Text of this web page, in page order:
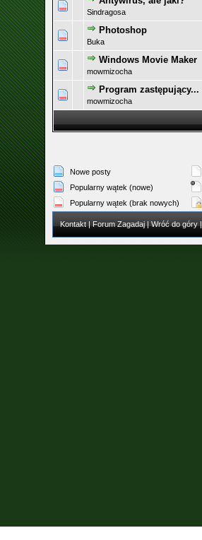
Sindragosa
Photoshop
Buka
Windows Movie Maker
mowmizocha
Program zastępujący...
mowmizocha
Nowe posty
Popularny wątek (nowe)
Popularny wątek (brak nowych)
Kontakt| Forum Zagadaj| Wróć do góry|